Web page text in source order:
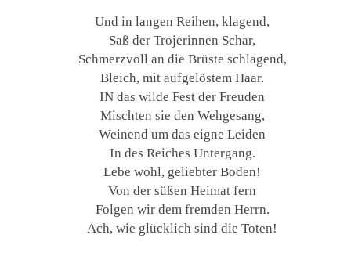
Und in langen Reihen, klagend,
Saß der Trojerinnen Schar,
Schmerzvoll an die Brüste schlagend,
Bleich, mit aufgelöstem Haar.
IN das wilde Fest der Freuden
Mischten sie den Wehgesang,
Weinend um das eigne Leiden
In des Reiches Untergang.
Lebe wohl, geliebter Boden!
Von der süßen Heimat fern
Folgen wir dem fremden Herrn.
Ach, wie glücklich sind die Toten!